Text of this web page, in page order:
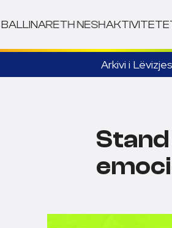
BALLINARETH NESH
Arkivi i